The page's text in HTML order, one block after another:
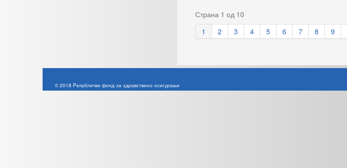
Страна 1 од 10
1
2 3 4 5 6 7 8 9
© 2018 Pепублички фонд за здравствено осигурање